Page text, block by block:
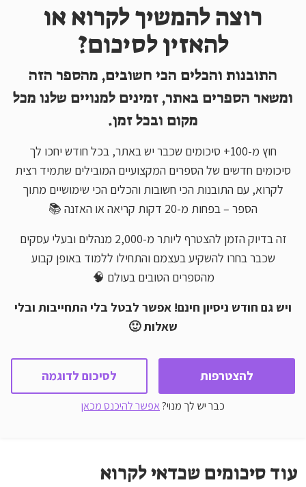
רוצה להמשיך לקרוא או
להאזין לסיכום?
התובנות והכלים הכי חשובים, מהספר הזה
ומשאר הספרים באתר, זמינים למנויים שלנו מכל
מקום ובכל זמן.
חוץ מ-100+ סיכומים שכבר יש באתר, בכל חודש יחכו לך
סיכומים חדשים של הספרים המקצועיים המובילים שתמיד רצית
לקרוא, עם התובנות הכי חשובות והכלים הכי שימושיים מתוך
הספר – בפחות מ-20 דקות קריאה או האזנה 📚
זה בדיוק הזמן להצטרף ליותר מ-2,000 מנהלים ובעלי עסקים
שכבר בחרו להשקיע בעצמם והתחילו ללמוד באופן קבוע
מהספרים הטובים בעולם 🧠
ויש גם חודש ניסיון חינם! אפשר לבטל בלי התחייבות ובלי
שאלות 🙂
להצטרפות לסיכום לדוגמה
כבר יש לך מנוי?אפשר להיכנס מכאן
עוד סיכומים שכדאי לקרוא